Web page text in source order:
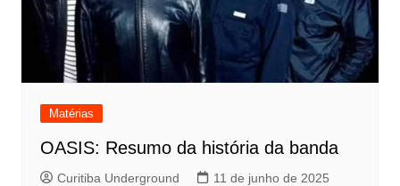
Matérias
OASIS: Resumo da história da banda
Curitiba Underground 11 de junho de 2025